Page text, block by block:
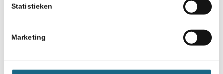
Statistieken
Marketing